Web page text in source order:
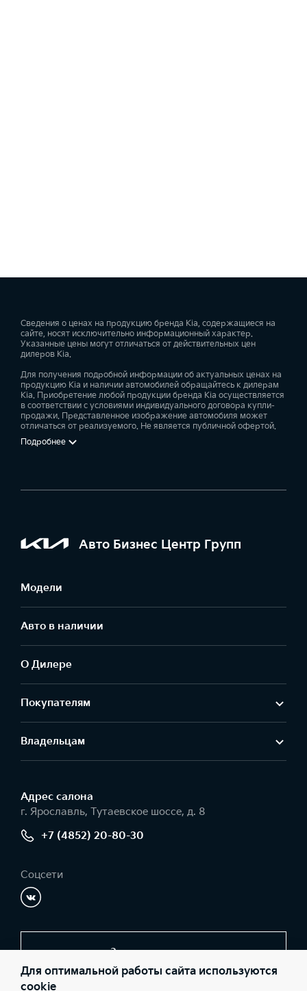
Сведения о ценах на продукцию бренда Kia, содержащиеся на
сайте, носят исключительно информационный характер.
Указанные цены могут отличаться от действительных цен
дилеров Kia.
Для получения подробной информации об актуальных ценах на
продукцию Kia и наличии автомобилей обращайтесь к дилерам
Kia. Приобретение любой продукции бренда Kia осуществляется
в соответствии с условиями индивидуального договора купли-
продажи. Представленное изображение автомобиля может
отличаться от реализуемого. Не является публичной офертой.
Подробнее
Авто Бизнес Центр Групп
Модели
Авто в наличии
О Дилере
Покупателям
Владельцам
Адрес салонa
г. Ярославль, Тутаевское шоссе, д. 8
+7 (4852) 20-80-30
Соцсети
Заказать звонок
Для оптимальной работы сайта используются
cookie